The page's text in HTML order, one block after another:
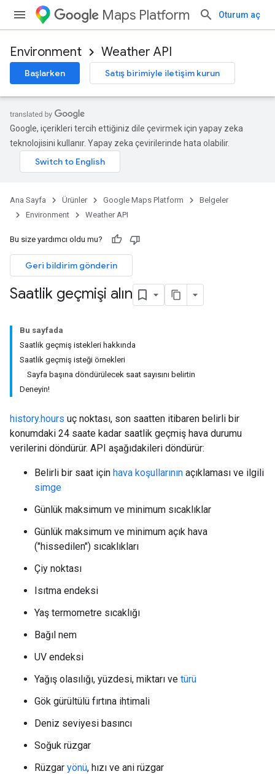
Maps Platform Oturum aç
Environment Weather API
Başlarken Satış birimiyle iletişim kurun
Google, içerikleri tercih ettiğiniz dile çevirmek için yapay zeka
teknolojisini kullanır. Yapay zeka çevirilerinde hata olabilir.
Ana Sayfa Ürünler Google Maps Platform
Belgeler
Environment
Weather API
Bu size yardımcı oldu mu?
Geri bildirim gönderin
Saatlik geçmişi alın
Bu sayfada
Saatlik geçmiş istekleri hakkında
Saatlik geçmiş isteği örnekleri
Sayfa başına döndürülecek saat sayısını belirtin
Deneyin!
history.hours uç noktası, son saatten itibaren belirli bir
konumdaki 24 saate kadar saatlik geçmiş hava durumu
verilerini döndürür. API aşağıdakileri döndürür:
Belirli bir saat için hava koşullarının açıklaması ve ilgili
simge
Günlük maksimum ve minimum sıcaklıklar
Günlük maksimum ve minimum açık hava
("hissedilen") sıcaklıkları
Çiy noktası
Isıtma endeksi
Yaş termometre sıcaklığı
Bağıl nem
UV endeksi
Yağış olasılığı, yüzdesi, miktarı ve türü
Gök gürültülü fırtına ihtimali
Deniz seviyesi basıncı
Soğuk rüzgar
Rüzgar yönü, hızı ve ani rüzgar